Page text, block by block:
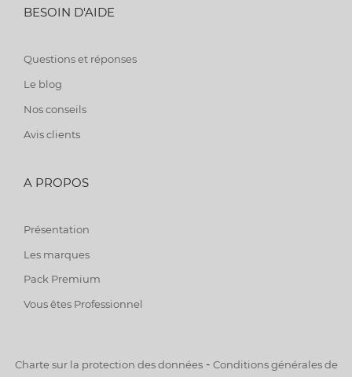
BESOIN D'AIDE
Questions et réponses
Le blog
Nos conseils
Avis clients
A PROPOS
Présentation
Les marques
Pack Premium
Vous êtes Professionnel
Charte sur la protection des données- Conditions générales de